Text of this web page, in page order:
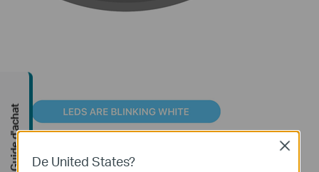
De United States?
Close
Guide d'achat